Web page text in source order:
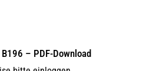
– PDF-Download